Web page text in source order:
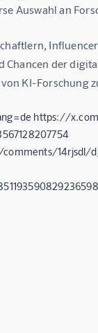
Auswahl an
der
KI-Forschung
https://
14rjsdl/